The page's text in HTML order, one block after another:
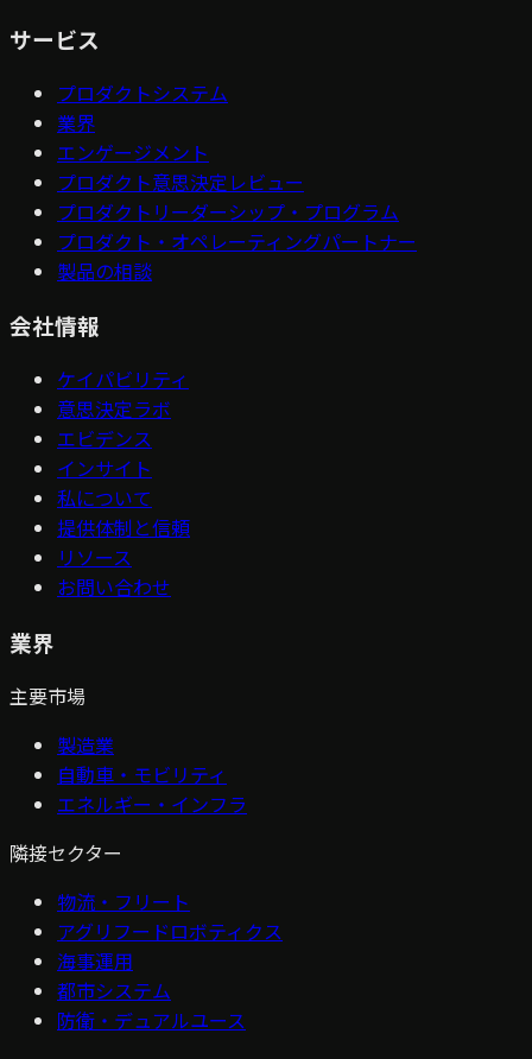
サービス
プロダクトシステム
業界
エンゲージメント
プロダクト意思決定レビュー
プロダクトリーダーシップ・プログラム
プロダクト・オペレーティングパートナー
製品の相談
会社情報
ケイパビリティ
意思決定ラボ
エビデンス
インサイト
私について
提供体制と信頼
リソース
お問い合わせ
業界
主要市場
製造業
自動車・モビリティ
エネルギー・インフラ
隣接セクター
物流・フリート
アグリフードロボティクス
海事運用
都市システム
防衛・デュアルユース